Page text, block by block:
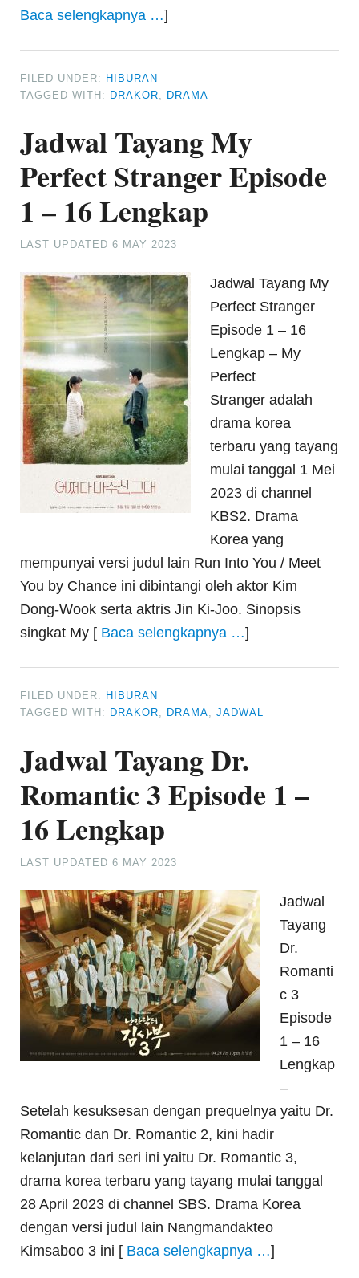
Baca selengkapnya …]
FILED UNDER: HIBURAN
TAGGED WITH: DRAKOR, DRAMA
Jadwal Tayang My
Perfect Stranger Episode
1 – 16 Lengkap
LAST UPDATED6 MAY 2023
Jadwal Tayang My
Perfect Stranger
Episode 1 – 16
Lengkap – My
Perfect
Stranger adalah
drama korea
terbaru yang tayang
mulai tanggal 1 Mei
2023 di channel
KBS2. Drama
Korea yang
mempunyai versi judul lain Run Into You / Meet
You by Chance ini dibintangi oleh aktor Kim
Dong-Wook serta aktris Jin Ki-Joo. Sinopsis
singkat My [ Baca selengkapnya …]
FILED UNDER: HIBURAN
TAGGED WITH: DRAKOR, DRAMA,JADWAL
Jadwal Tayang Dr.
Romantic 3 Episode 1 –
16 Lengkap
LAST UPDATED6 MAY 2023
Jadwal
Tayang
Dr.
Romanti
c 3
Episode
1 – 16
Lengkap
–
Setelah kesuksesan dengan prequelnya yaitu Dr.
Romantic dan Dr. Romantic 2, kini hadir
kelanjutan dari seri ini yaitu Dr. Romantic 3,
drama korea terbaru yang tayang mulai tanggal
28 April 2023 di channel SBS. Drama Korea
dengan versi judul lain Nangmandakteo
Kimsaboo 3 ini [ Baca selengkapnya …]